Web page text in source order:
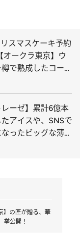
リスマスケーキ予約
オークラ東京】ウ
で熟成したコーヒ
気ショートケーキ
レーゼ】累計6億本
アイスや、SNSで
ったビッグな薄焼
】の匠が贈る、華
挙公開！